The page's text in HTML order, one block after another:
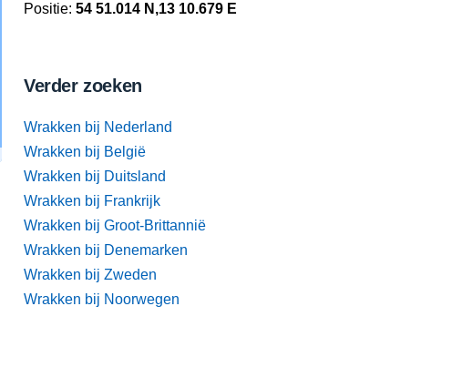
Positie: 54 51.014 N,13 10.679 E
Verder zoeken
Wrakken bij Nederland
Wrakken bij België
Wrakken bij Duitsland
Wrakken bij Frankrijk
Wrakken bij Groot-Brittannië
Wrakken bij Denemarken
Wrakken bij Zweden
Wrakken bij Noorwegen